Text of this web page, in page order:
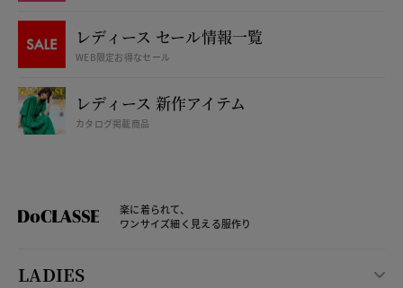
レディース セール情報一覧
WEB限定お得なセール
レディース 新作アイテム
カタログ掲載商品
楽に着られて、
ワンサイズ細く見える服作り
LADIES